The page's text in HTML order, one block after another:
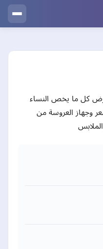
كل ما يخص النساء
وجهاز العروسة من